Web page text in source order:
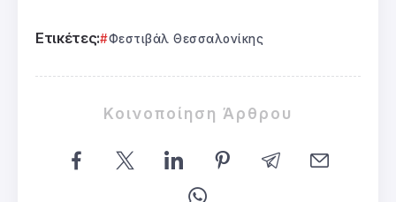
Ετικέτες: Φεστιβάλ Θεσσαλονίκης
Κοινοποίηση Άρθρου